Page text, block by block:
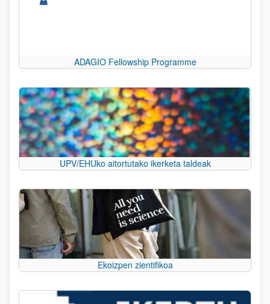
ADAGIO Fellowship Programme
UPV/EHUko aitortutako ikerketa taldeak
Ekoizpen zientifikoa